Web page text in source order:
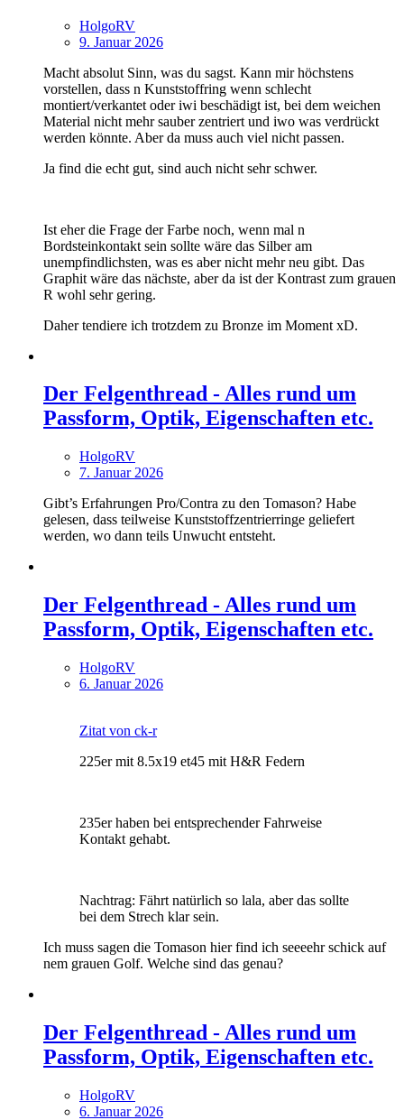
HolgoRV
9. Januar 2026
Macht absolut Sinn, was du sagst. Kann mir höchstens
vorstellen, dass n Kunststoffring wenn schlecht
montiert/verkantet oder iwi beschädigt ist, bei dem weichen
Material nicht mehr sauber zentriert und iwo was verdrückt
werden könnte. Aber da muss auch viel nicht passen.
Ja find die echt gut, sind auch nicht sehr schwer.
Ist eher die Frage der Farbe noch, wenn mal n
Bordsteinkontakt sein sollte wäre das Silber am
unempfindlichsten, was es aber nicht mehr neu gibt. Das
Graphit wäre das nächste, aber da ist der Kontrast zum grauen
R wohl sehr gering.
Daher tendiere ich trotzdem zu Bronze im Moment xD.
Der Felgenthread - Alles rund um
Passform, Optik, Eigenschaften etc.
HolgoRV
7. Januar 2026
Gibt’s Erfahrungen Pro/Contra zu den Tomason? Habe
gelesen, dass teilweise Kunststoffzentrierringe geliefert
werden, wo dann teils Unwucht entsteht.
Der Felgenthread - Alles rund um
Passform, Optik, Eigenschaften etc.
HolgoRV
6. Januar 2026
Zitat von ck-r
225er mit 8.5x19 et45 mit H&R Federn
235er haben bei entsprechender Fahrweise
Kontakt gehabt.
Nachtrag: Fährt natürlich so lala, aber das sollte
bei dem Strech klar sein.
Ich muss sagen die Tomason hier find ich seeeehr schick auf
nem grauen Golf. Welche sind das genau?
Der Felgenthread - Alles rund um
Passform, Optik, Eigenschaften etc.
HolgoRV
6. Januar 2026